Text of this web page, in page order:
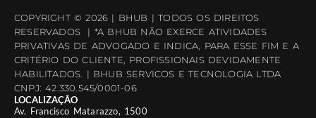
COPYRIGHT © 2026 | BHUB | TODOS OS DIREITOS
RESERVADOS | *A BHUB NÃO EXERCE ATIVIDADES
PRIVATIVAS DE ADVOGADO E INDICA, PARA ESSE FIM E A
CRITÉRIO DO CLIENTE, PROFISSIONAIS DEVIDAMENTE
HABILITADOS. | BHUB SERVICOS E TECNOLOGIA LTDA
CNPJ: 42.330.545/0001-06
LOCALIZAÇÃO
Av. Francisco Matarazzo, 1500